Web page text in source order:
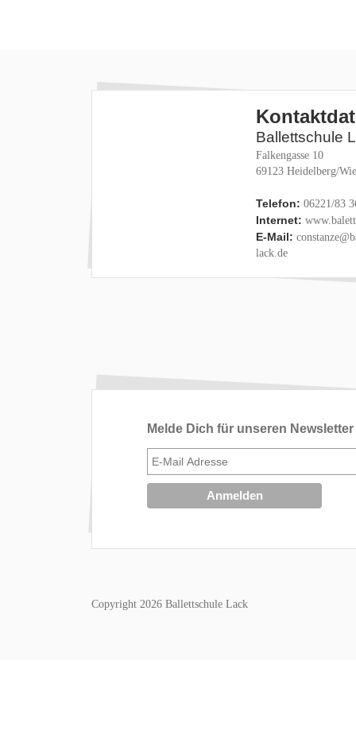
Ballettschule
Falkengasse 10
69123 Heidelberg/
Telefon: 06221/83
Internet:
E-Mail:
lack.de
Melde Dich für unseren
Copyright 2026 Ballettschule Lack